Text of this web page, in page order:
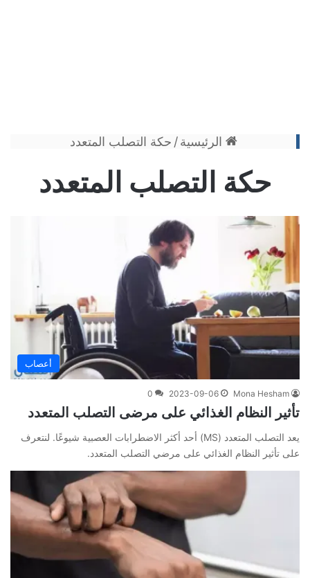
الرئيسية / حكة التصلب المتعدد
حكة التصلب المتعدد
أعصاب
Mona Hesham
2023-09-06
0
تأثير النظام الغذائي على مرضى التصلب المتعدد
يعد التصلب المتعدد (MS) أحد أكثر الاضطرابات العصبية شيوعًا. لنتعرف
على تأثير النظام الغذائي على مرضي التصلب المتعدد.